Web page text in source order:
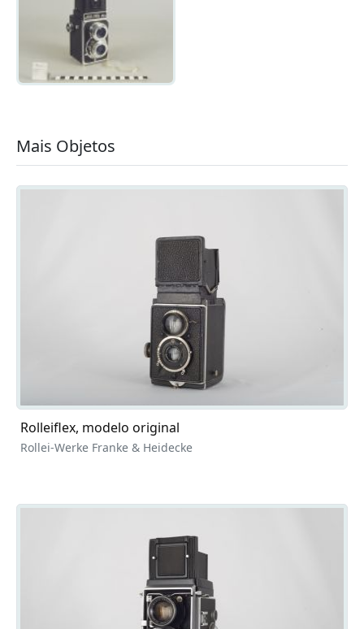
Mais Objetos
Rolleiflex, modelo original
Rollei-Werke Franke & Heidecke